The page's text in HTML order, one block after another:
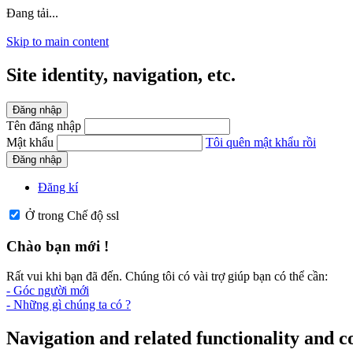
Đang tải...
Skip to main content
Site identity, navigation, etc.
Đăng nhập
Tên đăng nhập
Mật khẩu
Tôi quên mật khẩu rồi
Đăng nhập
Đăng kí
Ở trong Chế độ ssl
Chào bạn mới !
Rất vui khi bạn đã đến. Chúng tôi có vài trợ giúp bạn có thể cần:
- Góc người mới
- Những gì chúng ta có ?
Navigation and related functionality and